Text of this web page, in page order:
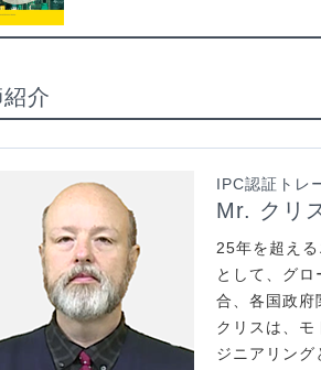
介
IPC認証トレ
Mr. クリ
25年を超え
として、グ
合、各国政府
クリスは、
ジニアリング